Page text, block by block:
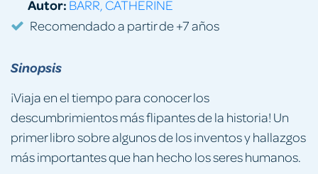
Sinopsis
¡Viaja en el tiempo para conocer los
descumbrimientos más flipantes de la historia! Un
primer libro sobre algunos de los inventos y hallazgos
más importantes que han hecho los seres humanos.
Autor: BARR, CATHERINE
Recomendado a partir de +7 años